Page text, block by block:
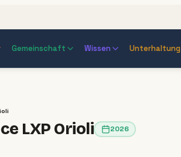
Gemeinschaft Wissen Unterhaltung
LXP Orioli 2026